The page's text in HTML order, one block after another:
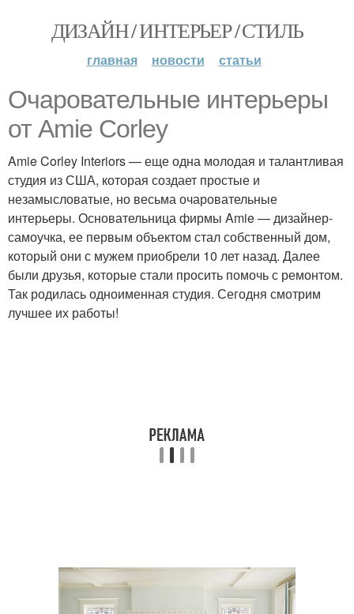
ДИЗАЙН / ИНТЕРЬЕР / СТИЛЬ
главная новости статьи
Очаровательные интерьеры
от Amie Corley
Amie Corley Interiors — еще одна молодая и талантливая
студия из США, которая создает простые и
незамысловатые, но весьма очаровательные
интерьеры. Основательница фирмы Amie — дизайнер-
самоучка, ее первым объектом стал собственный дом,
который они с мужем приобрели 10 лет назад. Далее
были друзья, которые стали просить помочь с ремонтом.
Так родилась одноименная студия. Сегодня смотрим
лучшее их работы!